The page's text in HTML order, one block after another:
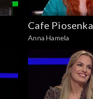
Cafe Piosenka
Anna Hamela